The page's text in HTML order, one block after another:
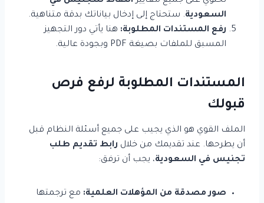
السعودية. ستحتاج إلى إدخال بياناتك بدقة متناهية.
رفع المستندات المطلوبة: هنا يأتي دور التجهيز
المسبق للملفات بصيغة PDF وبجودة عالية.
المستندات المطلوبة لرفع فرص
قبولك
الملف القوي هو الذي يجيب على جميع أسئلة النظام قبل
أن يطرحها. عند تقديمك من خلال رابط تقديم طلب
تجنيس في السعودية، يجب أن ترفق:
صور مصدقة من المؤهلات العلمية: مع ترجمتها